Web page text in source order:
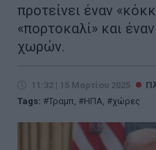
προτείνει έναν
«πορτοκαλί» και
χωρών.
11:32 | 15 Μαρτίου 2025
Tags:
Τραμπ, ΗΠΑ, χώρες